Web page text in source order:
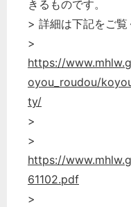
きるものです。
> 詳細は下記をご覧
>
https://
oyou_roudou/
ty/
>
>
https://
61102.pdf
>